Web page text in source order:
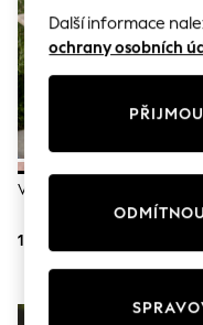
Tops
Leggings
Shorts
adidas
Shop All
Shoes
Bags &
Shoes
Venkovní Polštář Yard Hayle
1 110 Kč
Další informace
ochrany osobních